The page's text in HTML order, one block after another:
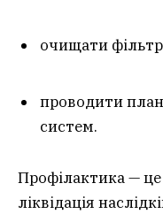
очищати
проводити
систем.
Профілактика —
ліквідація